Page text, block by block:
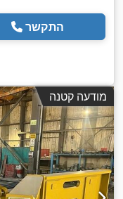
התקשר
מודעה קטנה